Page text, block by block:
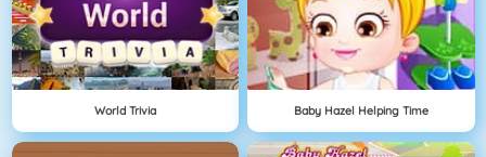
World Trivia Baby Hazel Helping Time